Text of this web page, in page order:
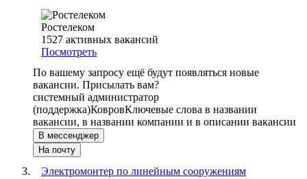
Ростелеком
1527 активных вакансий
Посмотреть
По вашему запросу ещё будут появляться новые
вакансии. Присылать вам?
системный администратор
(поддержка)КовровКлючевые слова в названии
вакансии, в названии компании и в описании вакансии
В мессенджер
На почту
Электромонтер по линейным сооружениям